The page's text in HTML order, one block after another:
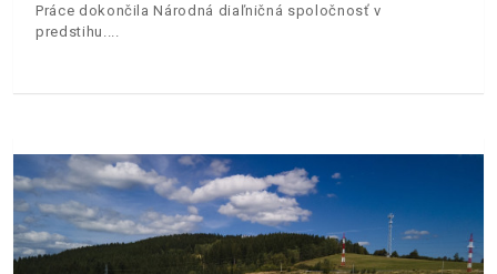
Práce dokončila Národná diaľničná spoločnosť v
predstihu.